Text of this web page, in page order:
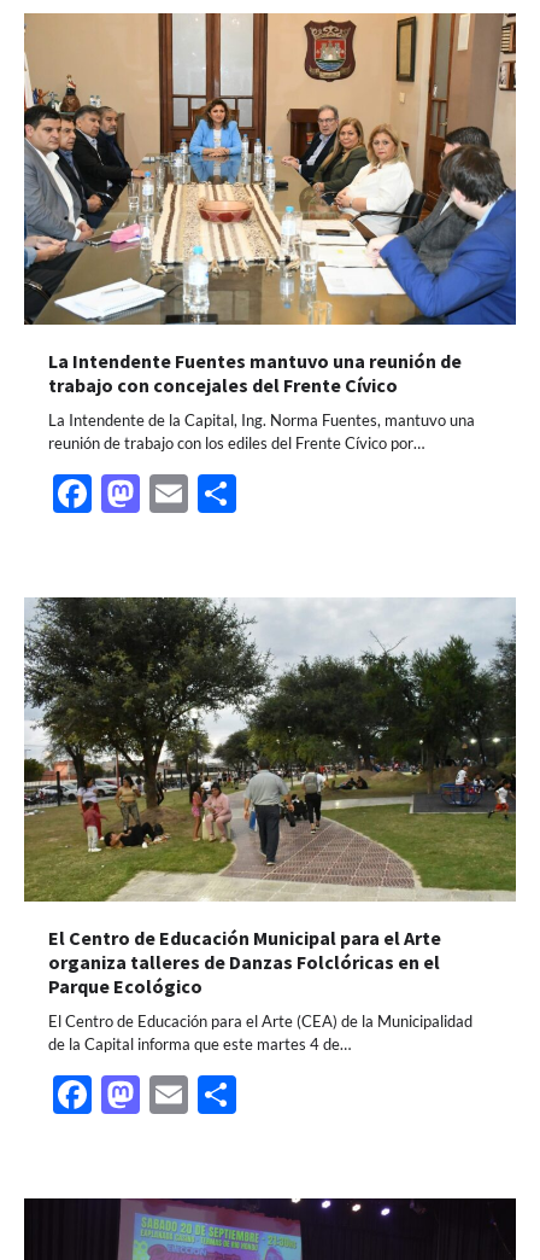
La Intendente Fuentes mantuvo una reunión de
trabajo con concejales del Frente Cívico
La Intendente de la Capital, Ing. Norma Fuentes, mantuvo una
reunión de trabajo con los ediles del Frente Cívico por…
Facebook
Mastodon
Email
El Centro de Educación Municipal para el Arte
organiza talleres de Danzas Folclóricas en el
Parque Ecológico
El Centro de Educación para el Arte (CEA) de la Municipalidad
de la Capital informa que este martes 4 de…
Facebook
Mastodon
Email